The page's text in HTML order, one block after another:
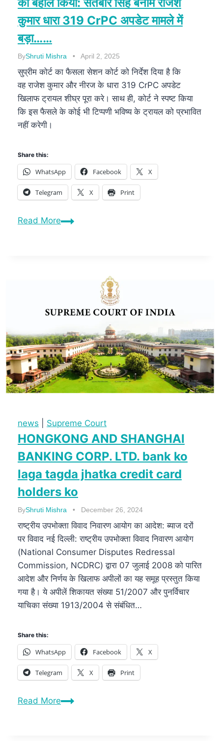
को बहाल किया: सतबीर सिंह बनाम राजेश
कुमार धारा 319 CrPC अपडेट मामले में
बड़ा……
ByShruti Mishra April 2, 2025
सुप्रीम कोर्ट का फैसला सेशन कोर्ट को निर्देश दिया है कि
वह राजेश कुमार और नीरज के धारा 319 CrPC अपडेट
खिलाफ ट्रायल शीघ्र पूरा करे। साथ ही, कोर्ट ने स्पष्ट किया
कि इस फैसले के कोई भी टिप्पणी भविष्य के ट्रायल को प्रभावित
नहीं करेगी।
Share this:
WhatsApp Facebook X
Telegram X Print
Read More
news Supreme Court
HONGKONG AND SHANGHAI
BANKING CORP. LTD. bank ko
laga tagda jhatka credit card
holders ko
ByShruti Mishra December 26, 2024
राष्ट्रीय उपभोक्ता विवाद निवारण आयोग का आदेश: ब्याज दरों
पर विवाद नई दिल्ली: राष्ट्रीय उपभोक्ता विवाद निवारण आयोग
(National Consumer Disputes Redressal
Commission, NCDRC) द्वारा 07 जुलाई 2008 को पारित
आदेश और निर्णय के खिलाफ अपीलों का यह समूह प्रस्तुत किया
गया है। ये अपीलें शिकायत संख्या 51/2007 और पुनर्विचार
याचिका संख्या 1913/2004 से संबंधित…
Share this:
WhatsApp Facebook X
Telegram X Print
Read More